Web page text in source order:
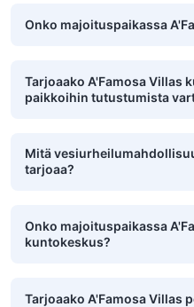
Onko majoituspaikassa
Tarjoaako A'Famosa Villas
paikkoihin tutustumista
Mitä
tarjoaa?
Onko majoituspaikassa
kuntokeskus?
Tarjoaako A'Famosa Villas